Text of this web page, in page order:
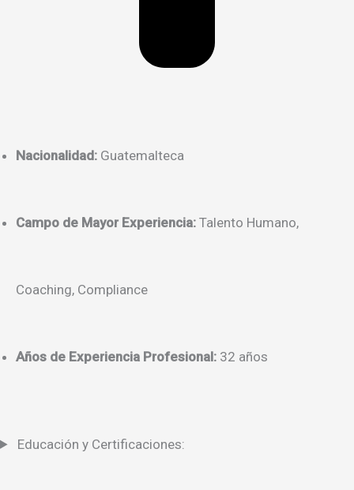
Nacionalidad: Guatemalteca
Campo de Mayor Experiencia: Talento Humano,
Coaching, Compliance
Años de Experiencia Profesional: 32 años
Educación y Certificaciones: